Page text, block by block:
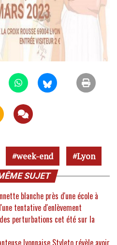
week-end Lyon
SUJET
blanche près d'une école à
tentative d'enlèvement
des perturbations cet été sur la
lyonnaise Styleto révèle avoir